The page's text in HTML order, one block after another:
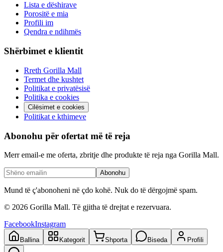
Lista e dëshirave
Porositë e mia
Profili im
Qendra e ndihmës
Shërbimet e klientit
Rreth Gorilla Mall
Termet dhe kushtet
Politikat e privatësisë
Politika e cookies
Cilësimet e cookies
Politikat e kthimeve
Abonohu për ofertat më të reja
Merr email-e me oferta, zbritje dhe produkte të reja nga Gorilla Mall.
Abonohu
Mund të ç'abonoheni në çdo kohë. Nuk do të dërgojmë spam.
© 2026 Gorilla Mall. Të gjitha të drejtat e rezervuara.
FacebookInstagram
Ballina Kategorit Shporta Biseda Profili